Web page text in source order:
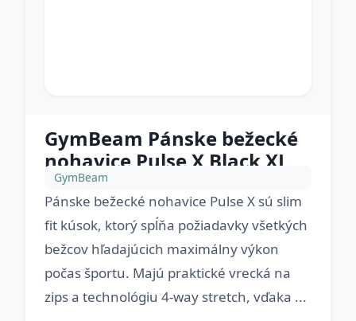
GymBeam Pánske bežecké
nohavice Pulse X Black XL
GymBeam
Pánske bežecké nohavice Pulse X sú slim
fit kúsok, ktorý spĺňa požiadavky všetkých
bežcov hľadajúcich maximálny výkon
počas športu. Majú praktické vrecká na
zips a technológiu 4-way stretch, vďaka ...